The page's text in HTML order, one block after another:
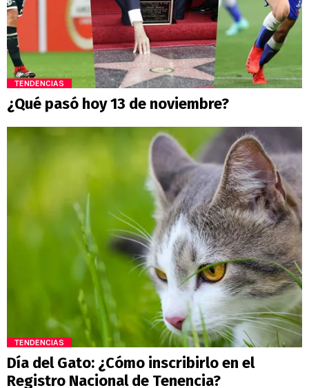
TENDENCIAS
¿Qué pasó hoy 13 de noviembre?
TENDENCIAS
Día del Gato: ¿Cómo inscribirlo en el
Registro Nacional de Tenencia?